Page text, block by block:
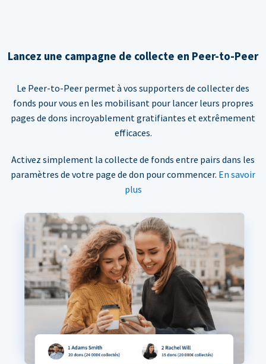
Lancez une campagne de collecte en Peer-to-Peer
Le Peer-to-Peer permet à vos supporters de collecter des
fonds pour vous en les mobilisant pour lancer leurs propres
pages de dons incroyablement gratifiantes et extrêmement
efficaces.
Activez simplement la collecte de fonds entre pairs dans les
paramètres de votre page de don pour commencer. En savoir
plus